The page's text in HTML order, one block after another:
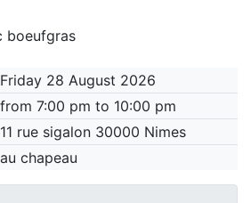
boeufgras
Friday 28 August 2026
from 7:00 pm to 10:00 pm
11 rue sigalon 30000 Nimes
au chapeau